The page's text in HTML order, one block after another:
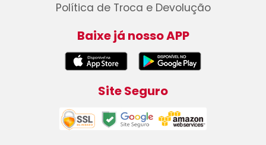
Política de Troca e Devolução
Baixe já nosso APP
Site Seguro